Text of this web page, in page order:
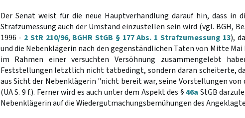
Der Senat weist für die neue Hauptverhandlung darauf hin, dass in
Strafzumessung auch der Umstand einzustellen sein wird (vgl. BGH,
1996 - 2 StR 210/96, BGHR StGB § 177 Abs. 1 Strafzumessung 13),
und die Nebenklägerin nach den gegenständlichen Taten von Mitte Mai
im Rahmen einer versuchten Versöhnung zusammengelebt
Feststellungen letztlich nicht tatbedingt, sondern daran scheiterte,
aus Sicht der Nebenklägerin "nicht bereit war, seine Vorstellungen von
(UA S. 9 f.). Ferner wird es auch unter dem Aspekt des §46a StGB
Nebenklägerin auf die Wiedergutmachungsbemühungen des